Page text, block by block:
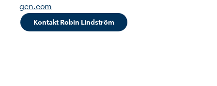
gen.com
Kontakt Robin Lindström